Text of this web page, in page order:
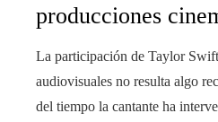
producciones
La participación de Taylor
audiovisuales no resulta algo
del tiempo la cantante ha